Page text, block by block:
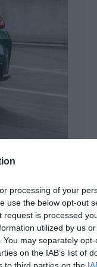
processing of your
use the below opt-out
is processed
utilized by us
may separately
on the IAB’s list of
is
az